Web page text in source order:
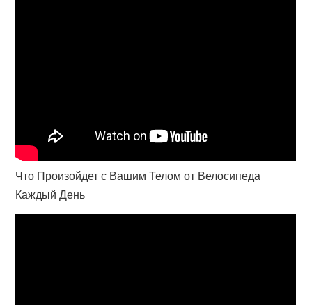
Что Произойдет с Вашим Телом от Велосипеда
Каждый День